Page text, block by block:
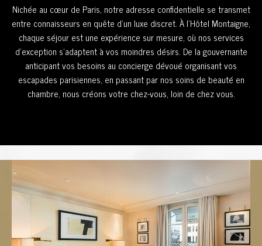
Nichée au cœur de Paris, notre adresse confidentielle se transmet
entre connaisseurs en quête d’un luxe discret. À l’Hôtel Montaigne,
chaque séjour est une expérience sur mesure, où nos services
d’exception s’adaptent à vos moindres désirs. De la gouvernante
anticipant vos besoins au concierge dévoué organisant vos
escapades parisiennes, en passant par nos soins de beauté en
chambre, nous créons votre chez-vous, loin de chez vous.